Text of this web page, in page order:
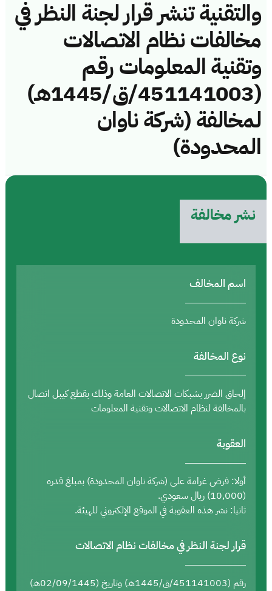
والتقنية تنشر قرار لجنة النظر في
مخالفات نظام الاتصالات
وتقنية المعلومات رقم
(451141003/ق/1445هـ)
لمخالفة (شركة ناوان
المحدودة)
نشر مخالفة
اسم المخالف
شركة ناوان المحدودة
نوع المخالفة
إلحاق الضرر بشبكات الاتصالات العامة وذلك بقطع كيبل اتصال
بالمخالفة لنظام الاتصالات وتقنية المعلومات
العقوبة
أولا: فرض غرامة على (شركة ناوان المحدودة) بمبلغ قدره
(10,000) ريال سعودي.
ثانيا: نشر هذه العقوبة في الموقع الإلكتروني للهيئة.
قرار لجنة النظر في مخالفات نظام الاتصالات
رقم (451141003/ق/1445هـ) وتاريخ (02/09/1445هـ)